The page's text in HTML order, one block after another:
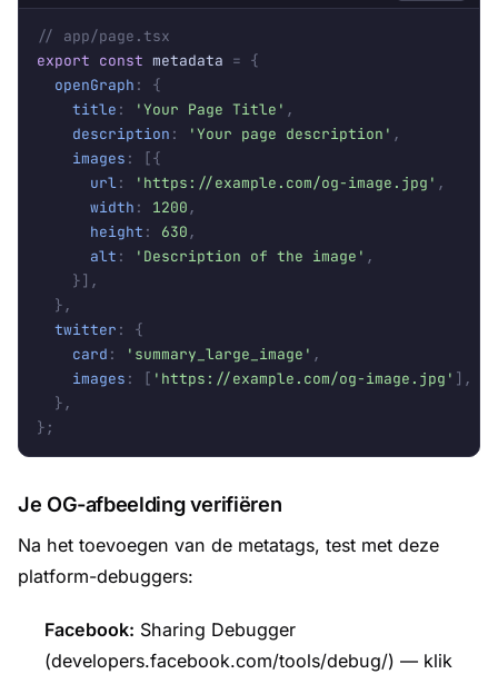
// app/page.tsx
export const metadata = {
openGraph :
{
title : 'Your Page Title' ,
description : 'Your page description' ,
images :
[{
url: 'https://example.com/og-image.jpg' ,
width : 1200 ,
height : 630 ,
alt : 'Description of the image' ,
}],
},
twitter :
{
card : 'summary_large_image' ,
images : [ 'https://example.com/og-image.jpg' ],
},
};
Je OG-afbeelding verifiëren
Na het toevoegen van de metatags, test met deze
platform-debuggers:
Facebook: Sharing Debugger
(developers.facebook.com/tools/debug/) — klik